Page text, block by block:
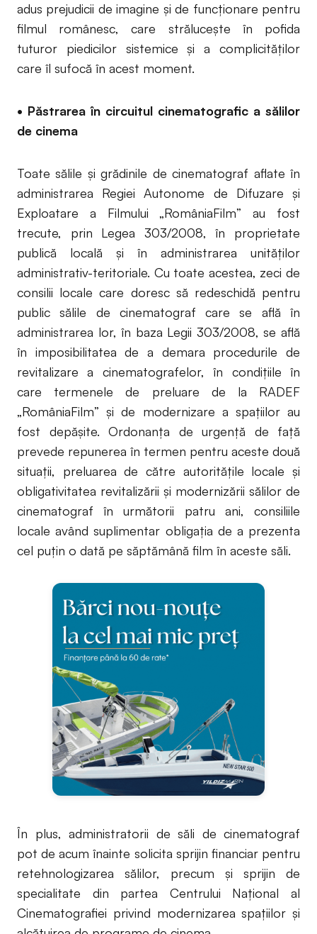
adus prejudicii de imagine și de funcționare pentru
filmul românesc, care strălucește în pofida
tuturor piedicilor sistemice și a complicităților
care îl sufocă în acest moment.
• Păstrarea în circuitul cinematografic a sălilor
de cinema
Toate sălile și grădinile de cinematograf aflate în
administrarea Regiei Autonome de Difuzare și
Exploatare a Filmului „RomâniaFilm” au fost
trecute, prin Legea 303/2008, în proprietate
publică locală și în administrarea unităților
administrativ-teritoriale. Cu toate acestea, zeci de
consilii locale care doresc să redeschidă pentru
public sălile de cinematograf care se află în
administrarea lor, în baza Legii 303/2008, se află
în imposibilitatea de a demara procedurile de
revitalizare a cinematografelor, în condițiile în
care termenele de preluare de la RADEF
„RomâniaFilm” și de modernizare a spațiilor au
fost depășite. Ordonanța de urgență de față
prevede repunerea în termen pentru aceste două
situații, preluarea de către autoritățile locale și
obligativitatea revitalizării și modernizării sălilor de
cinematograf în următorii patru ani, consiliile
locale având suplimentar obligația de a prezenta
cel puțin o dată pe săptămână film în aceste săli.
În plus, administratorii de săli de cinematograf
pot de acum înainte solicita sprijin financiar pentru
retehnologizarea sălilor, precum și sprijin de
specialitate din partea Centrului Național al
Cinematografiei privind modernizarea spațiilor și